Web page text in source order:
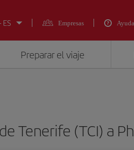
Empresas Ayuda
Preparar el viaje
Tenerife (TCI) a